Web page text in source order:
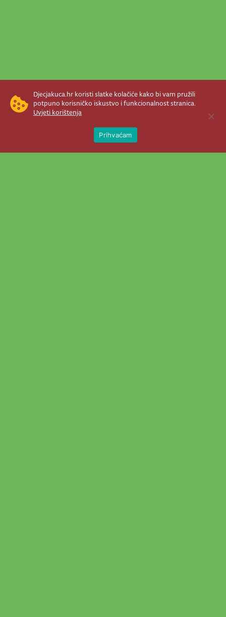
Djecjakuca.hr koristi slatke kolačiće kako bi vam pružili
potpuno korisničko iskustvo i funkcionalnost stranica.
Uvjeti korištenja
Prihvaćam